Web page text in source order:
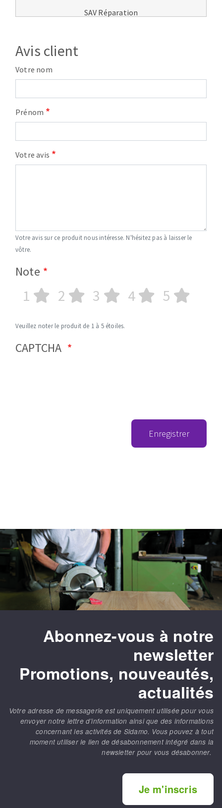
SAV Réparation
Avis client
Votre nom
Prénom
Votre avis
Votre avis sur ce produit nous intéresse. N'hésitez pas à laisser le
vôtre.
Note
1 2 3 4 5
Veuillez noter le produit de 1 à 5 étoiles.
CAPTCHA
Enregistrer
Abonnez-vous à notre
newsletter
Promotions, nouveautés,
actualités
Votre adresse de messagerie est uniquement utilisée pour vous
envoyer notre lettre d’information ainsi que des informations
concernant les activités de Sidamo. Vous pouvez à tout
moment utiliser le lien de désabonnement intégré dans la
newsletter pour vous désabonner.
Je m'inscris